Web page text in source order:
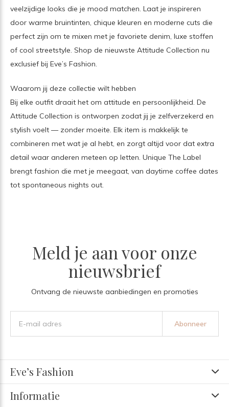
veelzijdige looks die je mood matchen. Laat je inspireren
door warme bruintinten, chique kleuren en moderne cuts die
perfect zijn om te mixen met je favoriete denim, luxe stoffen
of cool streetstyle. Shop de nieuwste Attitude Collection nu
exclusief bij Eve’s Fashion.
Waarom jij deze collectie wilt hebben
Bij elke outfit draait het om attitude en persoonlijkheid. De
Attitude Collection is ontworpen zodat jij je zelfverzekerd en
stylish voelt — zonder moeite. Elk item is makkelijk te
combineren met wat je al hebt, en zorgt altijd voor dat extra
detail waar anderen meteen op letten. Unique The Label
brengt fashion die met je meegaat, van daytime coffee dates
tot spontaneous nights out.
Meld je aan voor onze
nieuwsbrief
Ontvang de nieuwste aanbiedingen en promoties
Abonneer
Eve’s Fashion
Informatie